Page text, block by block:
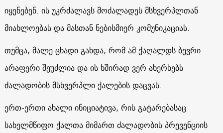
იყენებენ. ის უკრძალავს მოძალადეს მსხვერპლთან
მიახლოებას და მასთან ნებისმიერ კომუნიკაციას.
თუმცა, მალე ცხადი გახდა, რომ ამ ქაღალდს ბევრი
არაფერი შეუძლია და ის ხშირად ვერ ახერხებს
ძალადობის მსხვერპლი ქალების დაცვას.
ერთ-ერთი ახალი ინიციატივა, რის გატარებასაც
სახელმწიფო ქალთა მიმართ ძალადობის პრევენციის